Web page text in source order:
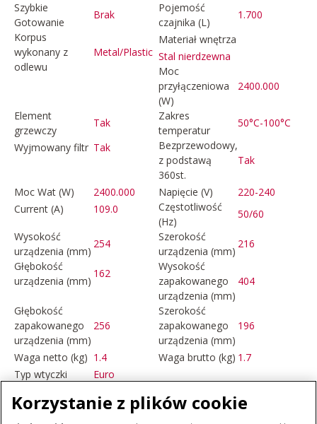
Szybkie
Gotowanie
Brak
Pojemość
czajnika (L)
1.700
Korpus
wykonany z
odlewu
Metal/Plastic
Materiał wnętrza
Stal nierdzewna
Moc
przyłączeniowa
(W)
2400.000
Element
grzewczy
Tak
Zakres
temperatur
50°C-100°C
Wyjmowany filtr Tak
Bezprzewodowy,
z podstawą
360st.
Tak
Moc Wat (W) 2400.000 Napięcie (V)
220-240
Current (A)
109.0
Częstotliwość
(Hz)
50/60
Wysokość
urządzenia (mm)
254
Szerokość
urządzenia (mm)
216
Głębokość
urządzenia (mm)
162
Wysokość
zapakowanego
urządzenia (mm)
404
Głębokość
zapakowanego
urządzenia (mm)
256
Szerokość
zapakowanego
urządzenia (mm)
196
Waga netto (kg) 1.4 Waga brutto (kg) 1.7
Typ wtyczki
Euro
Korzystanie z plików cookie